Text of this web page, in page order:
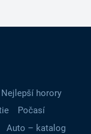
Nejlepší horory
Počasí
Auto – katalog